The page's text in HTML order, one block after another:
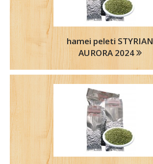
hamei peleti STYRIAN
AURORA 2024